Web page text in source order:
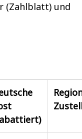
(Zahlblatt) und